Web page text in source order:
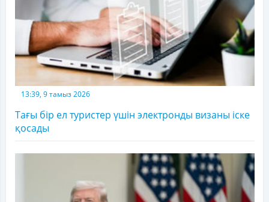
13:39, 9 тамыз 2026
Тағы бір ел туристер үшін электронды визаны іске
қосады